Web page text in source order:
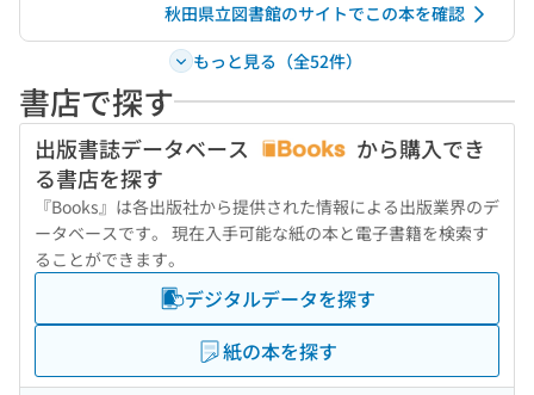
秋田県立図書館のサイトでこの本を確認
もっと見る（全52件）
書店で探す
出版書誌データベース
から購入でき
る書店を探す
『Books』は各出版社から提供された情報による出版業界のデ
ータベースです。 現在入手可能な紙の本と電子書籍を検索す
ることができます。
デジタルデータを探す
紙の本を探す